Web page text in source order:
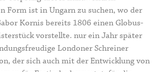
Form ist in Ungarn zu suchen, wo der
Kornis bereits 1806 einen Globus-
vorstellte. nur ein Jahr später
Londoner Schreiner
der sich auch mit der Entwicklung von